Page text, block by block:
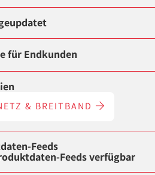
für Endkunden
& BREITBAND
Feeds
Feeds verfügbar